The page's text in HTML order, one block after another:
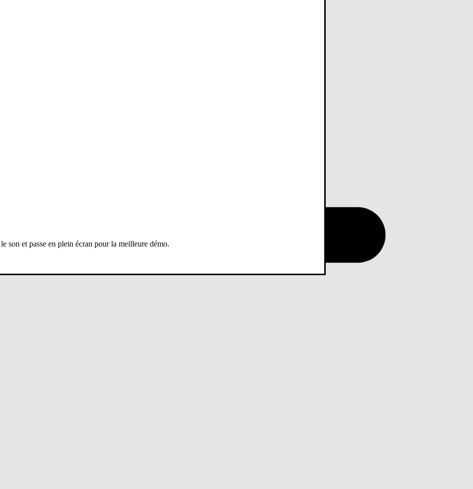
son et passe en plein écran pour la meilleure démo.